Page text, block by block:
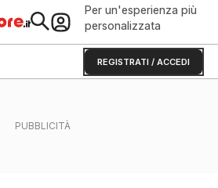
Per un'esperienza più
personalizzata
REGISTRATI / ACCEDI